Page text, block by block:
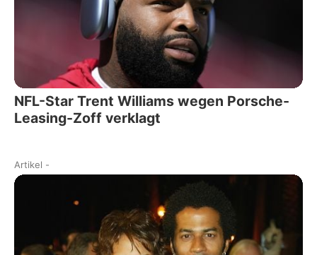
NFL-Star Trent Williams wegen Porsche-
Leasing-Zoff verklagt
Artikel -